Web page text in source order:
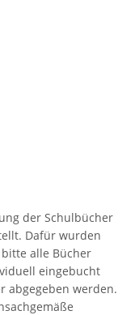
der Schulbücher
Dafür wurden
alle Bücher
eingebucht
abgegeben werden.